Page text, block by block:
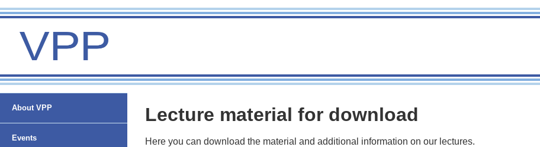
About VPP
Events
Lecture material for download
Here you can download the material and additional information on our lectures.